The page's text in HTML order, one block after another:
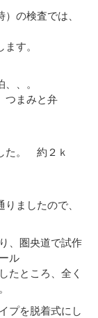
の検査では、
す。
、。
つまみと弁
た。 約２ｋ
ましたので、
、圏央道で試作
ル
たところ、全く
プを脱着式にし